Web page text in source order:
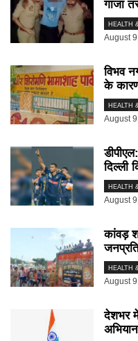
गांजा
HEALTH
August
विभव
के कारण
HEALTH
August
दिल्ली
HEALTH
August
कांवड़
HEALTH
August
देशभर
अभियान